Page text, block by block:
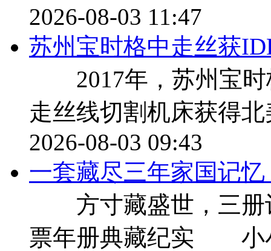
2026-08-03 11:47
苏州宝时格中走丝获
2017年，苏州宝时
走丝线切割机床获得
2026-08-03 09:43
一套藏尽三年家国记
方寸藏盛世，三册
票年册典藏纪实 小